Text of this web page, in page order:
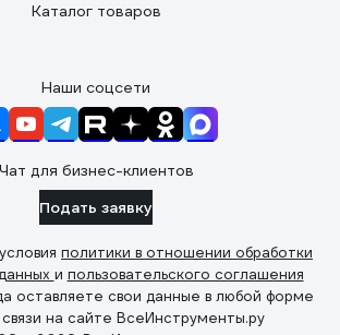
Каталог товаров
Наши соцсети
Чат для бизнес-клиентов
Подать заявку
политики в отношении обработки
и пользовательского соглашения
оставляете свои данные в любой форме
на сайте ВсеИнструменты.ру